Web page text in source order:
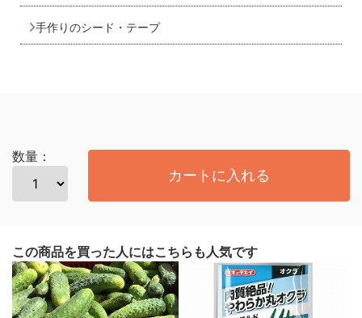
手作りのシード・テープ
数量：
カートに入れる
この商品を買った人にはこちらも人気です